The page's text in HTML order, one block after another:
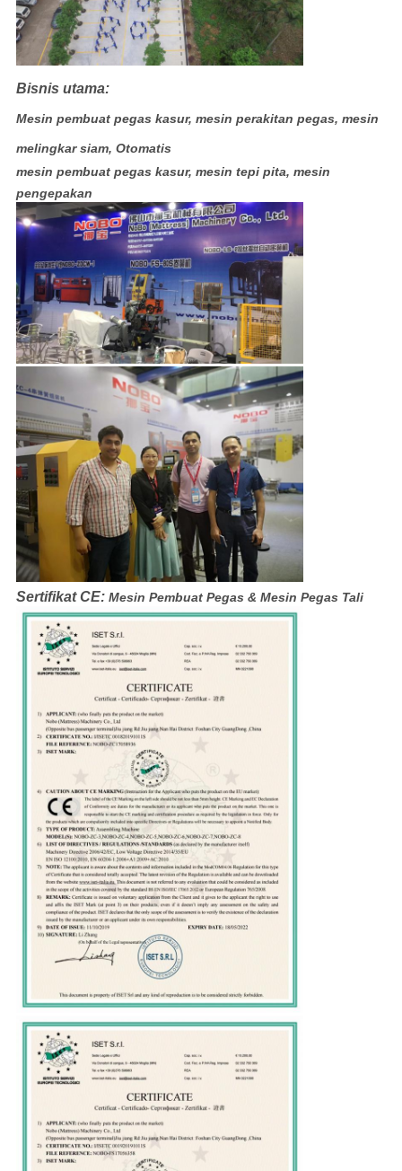
Bisnis utama:
Mesin pembuat pegas kasur, mesin perakitan pegas, mesin
melingkar siam, Otomatis
mesin pembuat pegas kasur, mesin tepi pita, mesin
pengepakan
Sertifikat CE: Mesin Pembuat Pegas & Mesin Pegas Tali